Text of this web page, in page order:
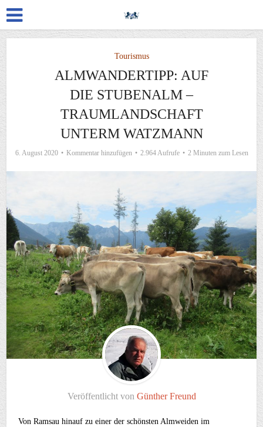
Tourismus
ALMWANDERTIPP: AUF
DIE STUBENALM –
TRAUMLANDSCHAFT
UNTERM WATZMANN
6. August 2020 Kommentar hinzufügen 2.964 Aufrufe 2 Minuten zum Lesen
Veröffentlicht von Günther Freund
Von Ramsau hinauf zu einer der schönsten Almweiden im